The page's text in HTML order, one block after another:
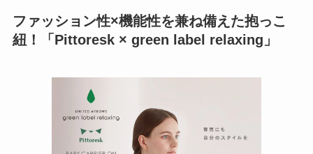
ファッション性×機能性を兼ね備えた抱っこ
紐！「Pittoresk × green label relaxing」